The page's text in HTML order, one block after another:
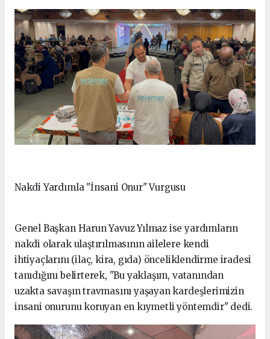
Nakdi Yardımla "İnsani Onur" Vurgusu
Genel Başkan Harun Yavuz Yılmaz ise yardımların
nakdi olarak ulaştırılmasının ailelere kendi
ihtiyaçlarını (ilaç, kira, gıda) önceliklendirme iradesi
tanıdığını belirterek, "Bu yaklaşım, vatanından
uzakta savaşın travmasını yaşayan kardeşlerimizin
insani onurunu koruyan en kıymetli yöntemdir" dedi.